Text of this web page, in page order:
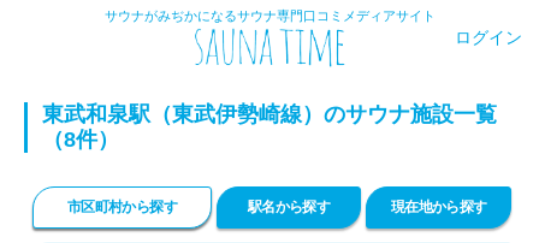
サウナがみぢかになるサウナ専門口コミメディアサイト
ログイン
東武和泉駅（東武伊勢崎線）のサウナ施設一覧
（8件）
市区町村から探す 駅名から探す 現在地から探す